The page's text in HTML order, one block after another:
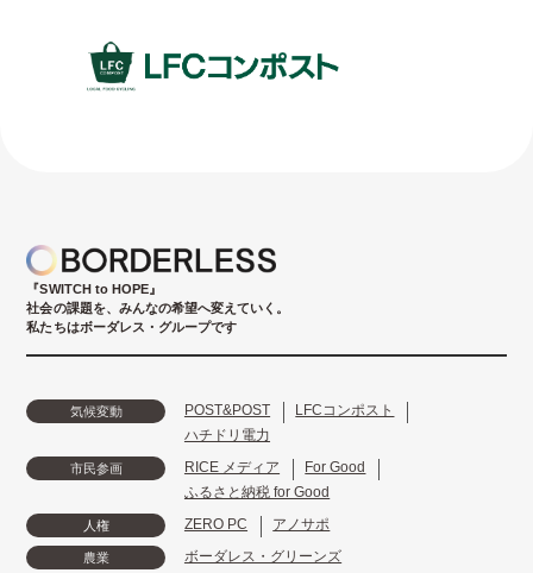
『SWITCH to HOPE』
社会の課題を、みんなの希望へ変えていく。
私たちはボーダレス・グループです
気候変動 POST&POST
LFCコンポスト
ハチドリ電力
市民参画 RICE メディア
For Good
ふるさと納税 for Good
人権 ZERO PC アノサポ
農業 ボーダレス・グリーンズ